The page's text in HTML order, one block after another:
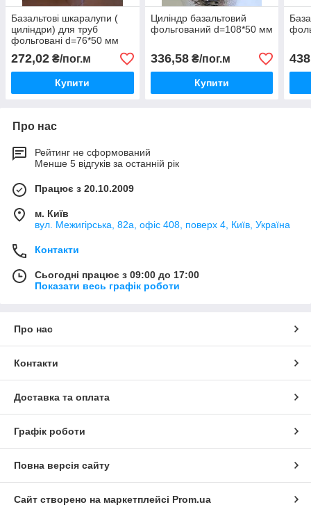
Базальтові шкаралупи (
циліндри) для труб
фольговані d=76*50 мм
272,02 ₴/пог.м
Купити
Циліндр базальтовий
фольгований d=108*50 мм
336,58₴/пог.м
Купити
Про нас
Рейтинг не сформований
Менше 5 відгуків за останній рік
Працює з 20.10.2009
м. Київ
вул. Межигірська, 82а, офіс 408, поверх 4, Київ, Україна
Контакти
Сьогодні працює з 09:00 до 17:00
Показати весь графік роботи
Про нас
Контакти
Доставка та оплата
Графік роботи
Повна версія сайту
Сайт створено на маркетплейсі Prom.ua